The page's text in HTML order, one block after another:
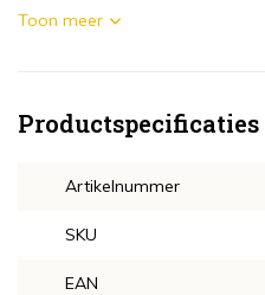
Toon meer
Productspecificaties
Artikelnummer
SKU
EAN